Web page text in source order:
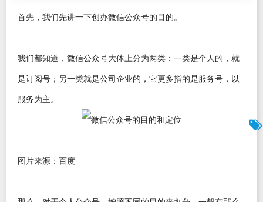
首先，我们先讲一下创办微信公众号的目的。
我们都知道，微信公众号大体上分为两类：一类是个人的，就
是订阅号；另一类就是公司企业的，它更多指的是服务号，以
服务为主。
图片来源：百度